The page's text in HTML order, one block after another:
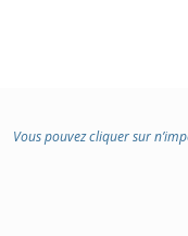
Vous pouvez cliquer sur